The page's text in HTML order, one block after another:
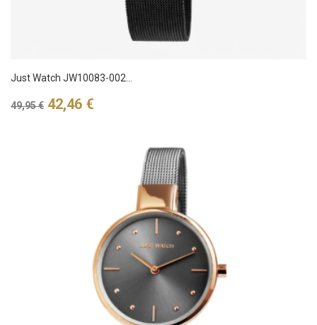
Just Watch JW10083-002...
Verkaufspreis
49,95 € Preis
42,46 €